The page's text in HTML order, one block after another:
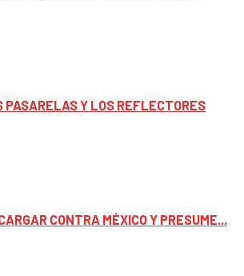
PASARELAS Y LOS REFLECTORES
CONTRA MÉXICO Y PRESUME...